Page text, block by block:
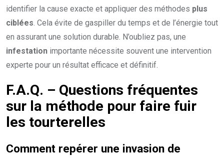
identifier la cause exacte et appliquer des méthodes plus
ciblées. Cela évite de gaspiller du temps et de l’énergie tout
en assurant une solution durable. N’oubliez pas, une
infestation importante nécessite souvent une intervention
experte pour un résultat efficace et définitif.
F.A.Q. – Questions fréquentes
sur la méthode pour faire fuir
les tourterelles
Comment repérer une invasion de